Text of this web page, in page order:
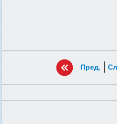
Пред. |